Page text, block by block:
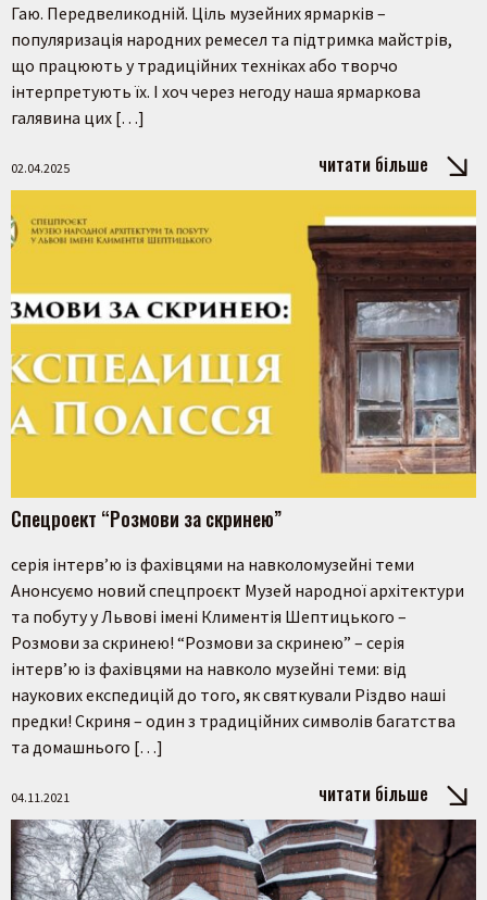
Гаю. Передвеликодній. Ціль музейних ярмарків –
популяризація народних ремесел та підтримка майстрів,
що працюють у традиційних техніках або творчо
інтерпретують їх. І хоч через негоду наша ярмаркова
галявина цих […]
02.04.2025 читати більше
Спецроект “Розмови за скринею”
серія інтерв’ю із фахівцями на навколомузейні теми
Анонсуємо новий спецпроєкт Музей народної архітектури
та побуту у Львові імені Климентія Шептицького –
Розмови за скринею! “Розмови за скринею” – серія
інтерв’ю із фахівцями на навколо музейні теми: від
наукових експедицій до того, як святкували Різдво наші
предки! Скриня – один з традиційних символів багатства
та домашнього […]
04.11.2021 читати більше